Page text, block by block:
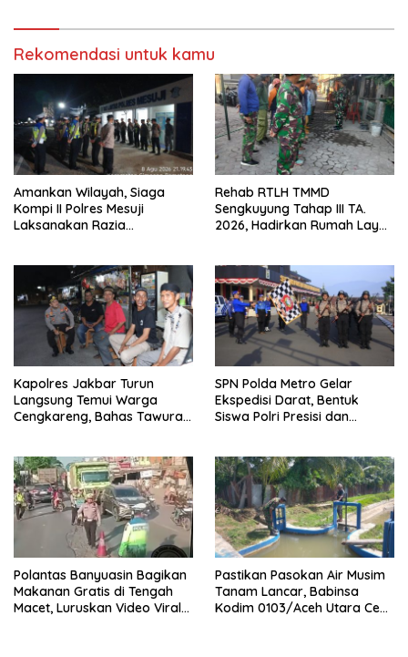
Rekomendasi untuk kamu
Amankan Wilayah, Siaga
Kompi II Polres Mesuji
Laksanakan Razia
Rehab RTLH TMMD
Sengkuyung Tahap III TA.
2026, Hadirkan Rumah Layak
Kapolres Jakbar Turun
Langsung Temui Warga
Cengkareng, Bahas Tawuran
SPN Polda Metro Gelar
Ekspedisi Darat, Bentuk
Siswa Polri Presisi dan
Polantas Banyuasin Bagikan
Makanan Gratis di Tengah
Macet, Luruskan Video Viral
Pastikan Pasokan Air Musim
Tanam Lancar, Babinsa
Kodim 0103/Aceh Utara Cek